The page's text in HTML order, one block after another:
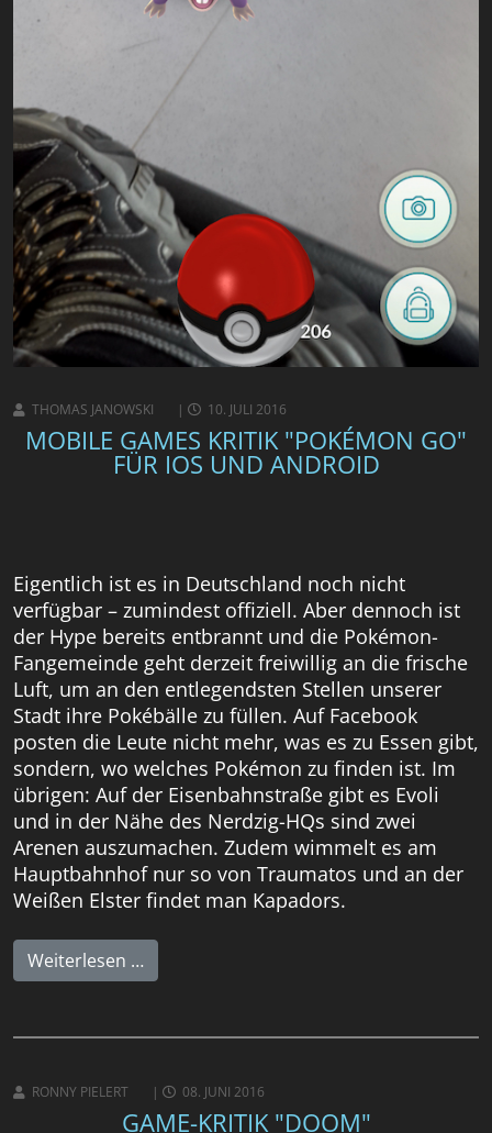
THOMAS JANOWSKI 10. JULI 2016
MOBILE GAMES KRITIK "POKÉMON GO"
FÜR IOS UND ANDROID
Eigentlich ist es in Deutschland noch nicht
verfügbar – zumindest offiziell. Aber dennoch ist
der Hype bereits entbrannt und die Pokémon-
Fangemeinde geht derzeit freiwillig an die frische
Luft, um an den entlegendsten Stellen unserer
Stadt ihre Pokébälle zu füllen. Auf Facebook
posten die Leute nicht mehr, was es zu Essen gibt,
sondern, wo welches Pokémon zu finden ist. Im
übrigen: Auf der Eisenbahnstraße gibt es Evoli
und in der Nähe des Nerdzig-HQs sind zwei
Arenen auszumachen. Zudem wimmelt es am
Hauptbahnhof nur so von Traumatos und an der
Weißen Elster findet man Kapadors.
Weiterlesen …
RONNY PIELERT 08. JUNI 2016
GAME-KRITIK "DOOM"